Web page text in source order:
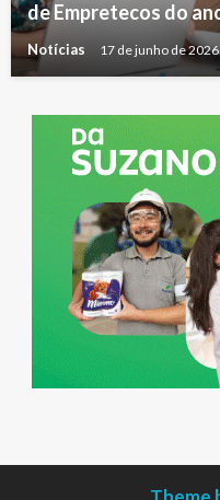
de Empretecos do
Notícias 17 de junho de 2026